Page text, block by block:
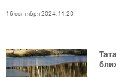
16 сентября 2024, 11:20